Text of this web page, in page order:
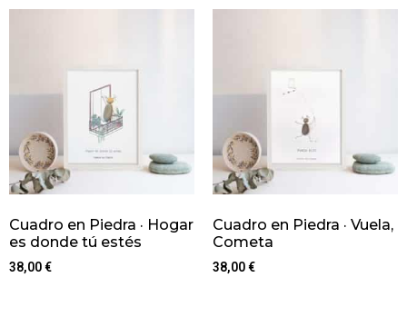
Cuadro en Piedra · Hogar
es donde tú estés
38,00€
Cuadro en Piedra · Vuela,
Cometa
38,00€